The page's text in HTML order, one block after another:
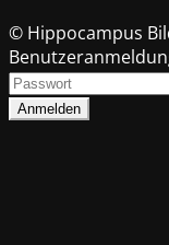
© Hippocampus